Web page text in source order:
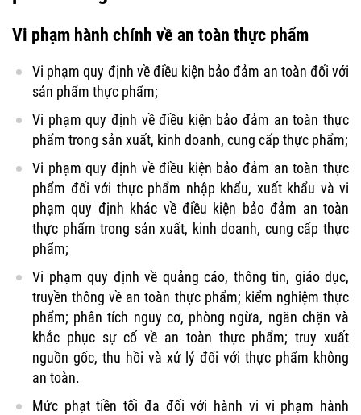
Vi phạm hành chính về an toàn thực phẩm
Vi phạm quy định về điều kiện bảo đảm an toàn đối với
sản phẩm thực phẩm;
Vi phạm quy định về điều kiện bảo đảm an toàn thực
phẩm trong sản xuất, kinh doanh, cung cấp thực phẩm;
Vi phạm quy định về điều kiện bảo đảm an toàn thực
phẩm đối với thực phẩm nhập khẩu, xuất khẩu và vi
phạm quy định khác về điều kiện bảo đảm an toàn
thực phẩm trong sản xuất, kinh doanh, cung cấp thực
phẩm;
Vi phạm quy định về quảng cáo, thông tin, giáo dục,
truyền thông về an toàn thực phẩm; kiểm nghiệm thực
phẩm; phân tích nguy cơ, phòng ngừa, ngăn chặn và
khắc phục sự cố về an toàn thực phẩm; truy xuất
nguồn gốc, thu hồi và xử lý đối với thực phẩm không
an toàn.
Mức phạt tiền tối đa đối với hành vi vi phạm hành